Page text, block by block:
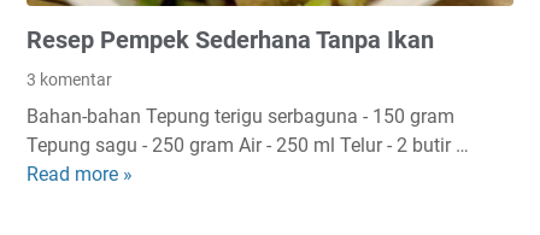
Y
a
M
u
Resep Pempek Sederhana Tanpa Ikan
3 komentar
Bahan-bahan Tepung terigu serbaguna - 150 gram
Tepung sagu - 250 gram Air - 250 ml Telur - 2 butir …
Read more »